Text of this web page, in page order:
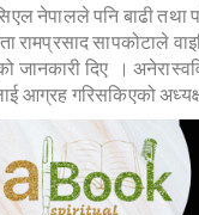
नेपालले पनि बाढी तथा
सापकोटाले
जानकारी दिए ।
आग्रह गरिसकिएको